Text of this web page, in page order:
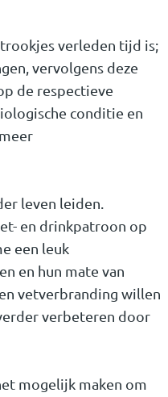
verleden tijd is;
vervolgens deze
de respectieve
conditie en
leven leiden.
en drinkpatroon op
een leuk
en hun mate van
vetverbranding willen
verbeteren door
mogelijk maken om